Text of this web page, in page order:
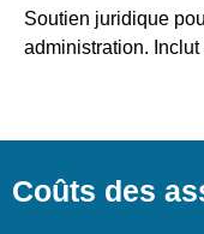
Soutien juridique
administration.
Coûts des